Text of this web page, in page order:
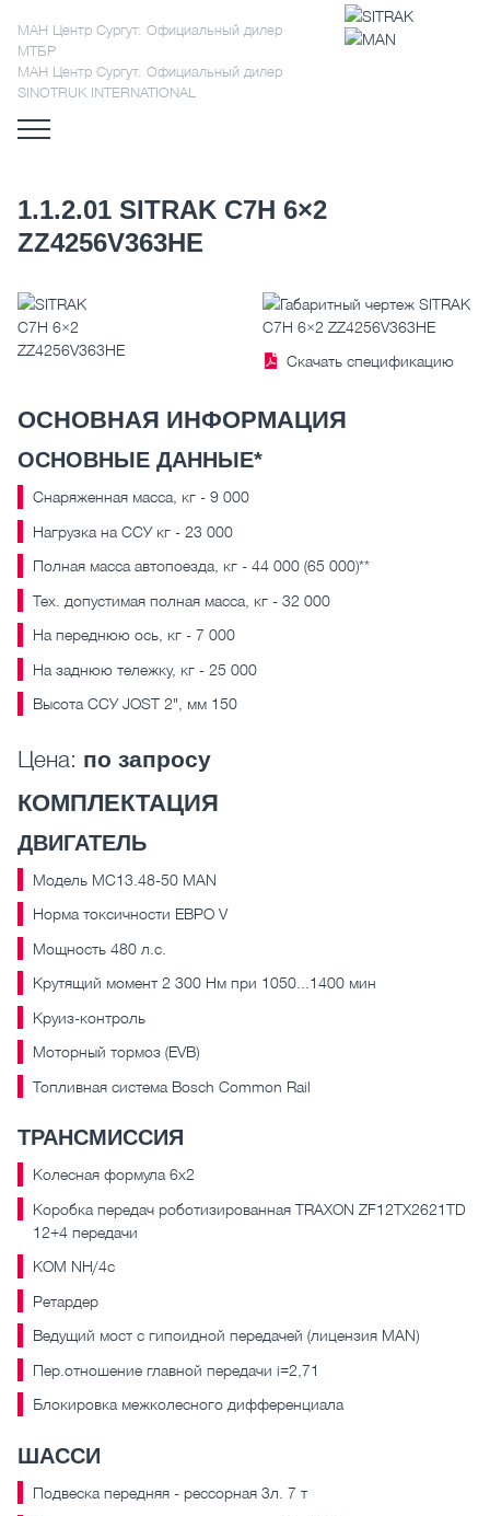
МАН Центр Сургут. Официальный дилер
МТБР
МАН Центр Сургут. Официальный дилер
SINOTRUK INTERNATIONAL
1.1.2.01 SITRAK C7H 6×2
ZZ4256V363HE
Скачать спецификацию
ОСНОВНАЯ ИНФОРМАЦИЯ
ОСНОВНЫЕ ДАННЫЕ*
Cнаряженная масса, кг - 9 000
Нагрузка на ССУ кг - 23 000
Полная масса автопоезда, кг - 44 000 (65 000)**
Тех. допустимая полная масса, кг - 32 000
На переднюю ось, кг - 7 000
На заднюю тележку, кг - 25 000
Высота ССУ JOST 2", мм 150
Цена: по запросу
КОМПЛЕКТАЦИЯ
ДВИГАТЕЛЬ
Модель MC13.48-50 MAN
Норма токсичности ЕВРО V
Мощность 480 л.с.
Крутящий момент 2 300 Нм при 1050...1400 мин
Круиз-контроль
Моторный тормоз (EVB)
Топливная система Bosch Common Rail
ТРАНСМИССИЯ
Колесная формула 6х2
Коробка передач роботизированная TRAXON ZF12TX2621TD
12+4 передачи
КОМ NH/4с
Ретардер
Ведущий мост с гипоидной передачей (лицензия MAN)
Пер.отношение главной передачи i=2,71
Блокировка межколесного дифференциала
ШАССИ
Подвеска передняя - рессорная 3л. 7 т